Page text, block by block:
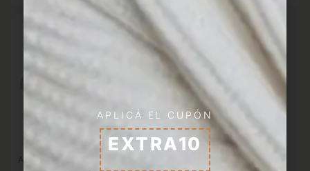
Almacenaje
APLICÁ EL CUPÓN
EXTRA10